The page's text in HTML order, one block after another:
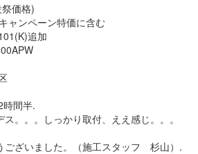
価格)
ャンペーン特価に含む
追加
間半.
。。。しっかり取付、ええ感じ。。。
ございました。（施工スタッフ 杉山）.